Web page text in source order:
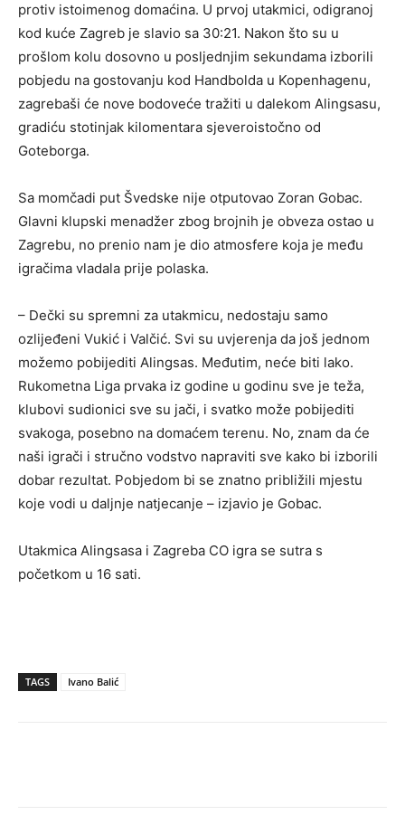
protiv istoimenog domaćina. U prvoj utakmici, odigranoj
kod kuće Zagreb je slavio sa 30:21. Nakon što su u
prošlom kolu dosovno u posljednjim sekundama izborili
pobjedu na gostovanju kod Handbolda u Kopenhagenu,
zagrebaši će nove bodoveće tražiti u dalekom Alingsasu,
gradiću stotinjak kilomentara sjeveroistočno od
Goteborga.
Sa momčadi put Švedske nije otputovao Zoran Gobac.
Glavni klupski menadžer zbog brojnih je obveza ostao u
Zagrebu, no prenio nam je dio atmosfere koja je među
igračima vladala prije polaska.
– Dečki su spremni za utakmicu, nedostaju samo
ozlijeđeni Vukić i Valčić. Svi su uvjerenja da još jednom
možemo pobijediti Alingsas. Međutim, neće biti lako.
Rukometna Liga prvaka iz godine u godinu sve je teža,
klubovi sudionici sve su jači, i svatko može pobijediti
svakoga, posebno na domaćem terenu. No, znam da će
naši igrači i stručno vodstvo napraviti sve kako bi izborili
dobar rezultat. Pobjedom bi se znatno približili mjestu
koje vodi u daljnje natjecanje – izjavio je Gobac.
Utakmica Alingsasa i Zagreba CO igra se sutra s
početkom u 16 sati.
TAGS Ivano Balić